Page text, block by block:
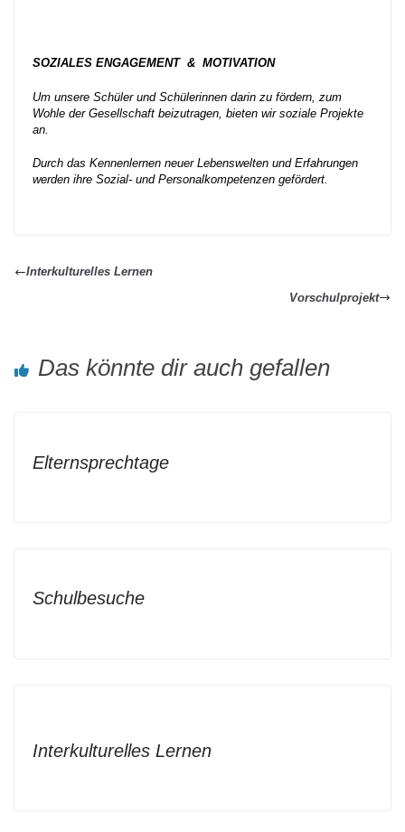
SOZIALES ENGAGEMENT & MOTIVATION
Um unsere Schüler und Schülerinnen darin zu fördern, zum
Wohle der Gesellschaft beizutragen, bieten wir soziale Projekte
an.
Durch das Kennenlernen neuer Lebenswelten und Erfahrungen
werden ihre Sozial- und Personalkompetenzen gefördert.
Interkulturelles Lernen
Vorschulprojekt
Das könnte dir auch gefallen
Elternsprechtage
Schulbesuche
Interkulturelles Lernen